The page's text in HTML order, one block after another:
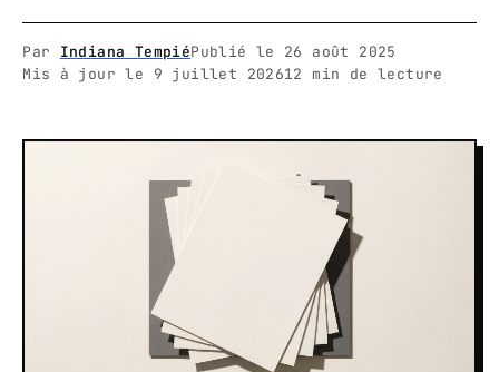
Par Indiana TempiéPublié le 26 août 2025
Mis à jour le 9 juillet 202612 min de lecture